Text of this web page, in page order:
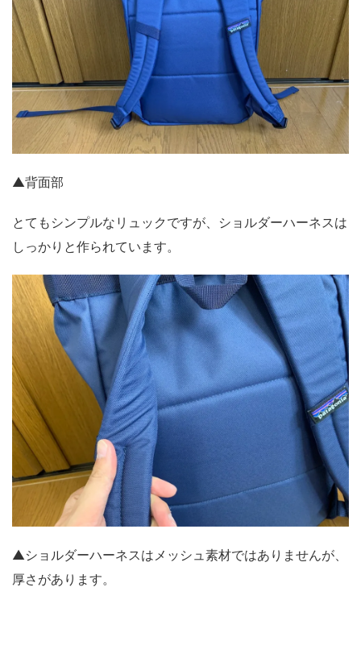
▲背面部
とてもシンプルなリュックですが、ショルダーハーネスは
しっかりと作られています。
▲ショルダーハーネスはメッシュ素材ではありませんが、
厚さがあります。